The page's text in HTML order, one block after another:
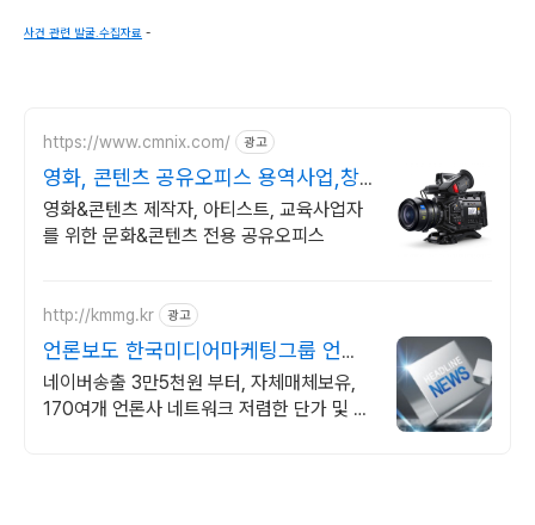
사건 관련 발굴.수집자료 -
https://www.cmnix.com/ 광고
영화, 콘텐츠 공유오피스 용역사업,창
작활동,교육사업
영화&콘텐츠 제작자, 아티스트, 교육사업자
를 위한 문화&콘텐츠 전용 공유오피스
http://kmmg.kr 광고
언론보도 한국미디어마케팅그룹 언론
사 직접운영
네이버송출 3만5천원 부터, 자체매체보유,
170여개 언론사 네트워크 저렴한 단가 및 충